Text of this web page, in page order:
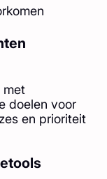
met
doelen voor
en prioriteit